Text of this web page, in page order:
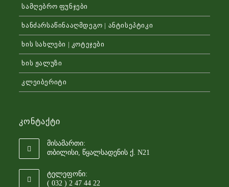
სამღებრო ფუნჯები
ხანძარსაწინააღმდეგო | ანტისეპტიკი
ხის სახლები | კოტეჯები
ხის ჟალუზი
კლეიბერიტი
Კონტაქტი
მისამართი:
თბილისი, წყალსადენის ქ. N21
ტელეფონი:
( 032 ) 2 47 44 22